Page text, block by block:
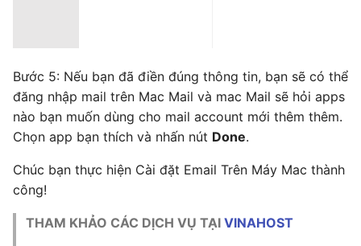
Bước 5: Nếu bạn đã điền đúng thông tin, bạn sẽ có thể
đăng nhập mail trên Mac Mail và mac Mail sẽ hỏi apps
nào bạn muốn dùng cho mail account mới thêm thêm.
Chọn app bạn thích và nhấn nút Done.
Chúc bạn thực hiện Cài đặt Email Trên Máy Mac thành
công!
THAM KHẢO CÁC DỊCH VỤ TẠI VINAHOST